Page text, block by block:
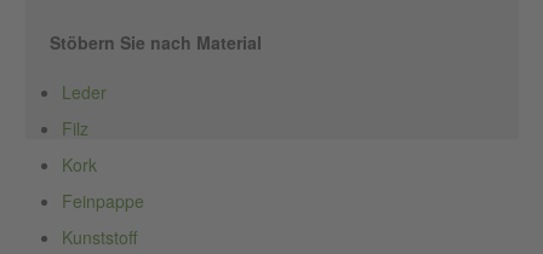
Stöbern Sie nach Material
Leder
Filz
Kork
Feinpappe
Kunststoff